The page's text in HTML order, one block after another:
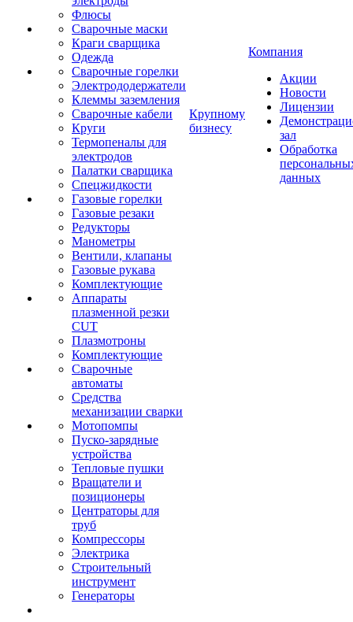
Флюсы
Сварочные маски
Краги сварщика
Одежда
Сварочные горелки
Электрододержатели
Клеммы заземления
Сварочные кабели
Круги
Термопеналы для
электродов
Палатки сварщика
Спецжидкости
Газовые горелки
Газовые резаки
Редукторы
Манометры
Вентили, клапаны
Газовые рукава
Комплектующие
Аппараты
плазменной резки
CUT
Плазмотроны
Комплектующие
Сварочные
автоматы
Средства
механизации сварки
Мотопомпы
Пуско-зарядные
устройства
Тепловые пушки
Вращатели и
позиционеры
Центраторы для
труб
Компрессоры
Электрика
Строительный
инструмент
Генераторы
Крупному
бизнесу
Компания
Акции
Новости
Лицензии
зал
Обработка
данных